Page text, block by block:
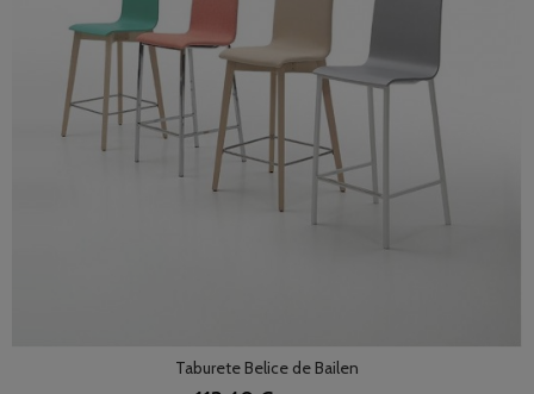
Taburete Belice de Bailen